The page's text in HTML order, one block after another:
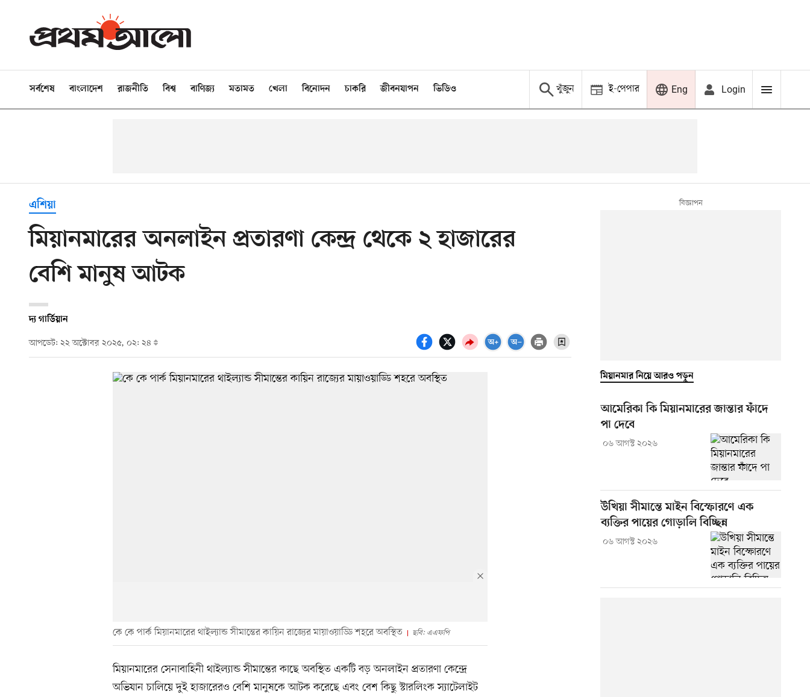
সর্বশেষ বাংলাদেশ রাজনীতি বিশ্ব বাণিজ্য মতামত খেলা বিনোদন চাকরি জীবনযাপন ভিডিও খুঁজুন ই-পেপার Eng Login
এশিয়া
মিয়ানমারের অনলাইন প্রতারণা কেন্দ্র থেকে ২ হাজারের
বেশি মানুষ আটক
দ্য গার্ডিয়ান
আপডেট: ২২ অক্টোবর ২০২৫, ০২: ২৪
কে কে পার্ক মিয়ানমারের থাইল্যান্ড সীমান্তের কায়িন রাজ্যের মায়াওয়াড্ডি শহরে অবস্থিত ছবি: এএফপি
মিয়ানমারের সেনাবাহিনী থাইল্যান্ড সীমান্তের কাছে অবস্থিত একটি বড় অনলাইন প্রতারণা কেন্দ্রে
অভিযান চালিয়ে দুই হাজারেরও বেশি মানুষকে আটক করেছে এবং বেশ কিছু স্টারলিংক স্যাটেলাইট
মিয়ানমার নিয়ে আরও পড়ুন
আমেরিকা কি মিয়ানমারের জান্তার ফাঁদে
পা দেবে
০৬ আগস্ট ২০২৬
উখিয়া সীমান্তে মাইন বিস্ফোরণে এক
ব্যক্তির পায়ের গোড়ালি বিচ্ছিন্ন
০৬ আগস্ট ২০২৬